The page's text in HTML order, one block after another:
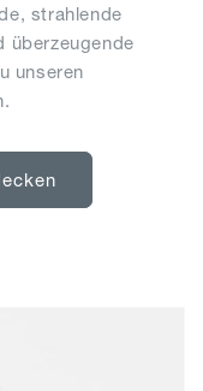
strahlende
überzeugende
unseren